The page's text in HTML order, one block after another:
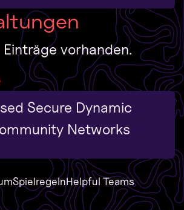
Einträge vorhanden.
Secure Dynamic
Networks
SpielregelnHelpful Teams